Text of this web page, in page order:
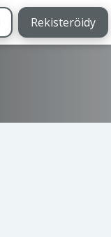
Rekisteröidy